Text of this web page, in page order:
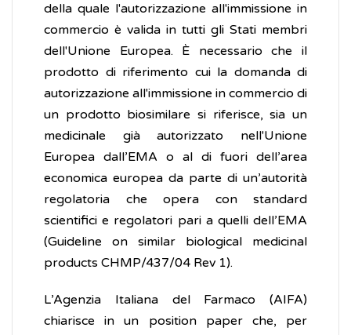
della quale l'autorizzazione all'immissione in
commercio è valida in tutti gli Stati membri
dell'Unione Europea. È necessario che il
prodotto di riferimento cui la domanda di
autorizzazione all'immissione in commercio di
un prodotto biosimilare si riferisce, sia un
medicinale già autorizzato nell'Unione
Europea dall’EMA o al di fuori dell’area
economica europea da parte di un’autorità
regolatoria che opera con standard
scientifici e regolatori pari a quelli dell’EMA
(Guideline on similar biological medicinal
products CHMP/437/04 Rev 1).
L’Agenzia Italiana del Farmaco (AIFA)
chiarisce in un position paper che, per